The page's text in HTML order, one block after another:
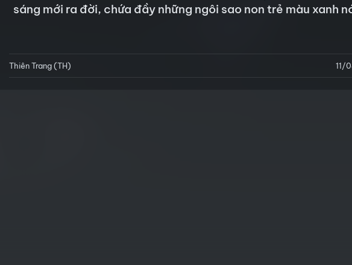
sáng mới ra đời, chứa đầy những ngôi sao non trẻ màu xanh
Thiên Trang (TH) 11/